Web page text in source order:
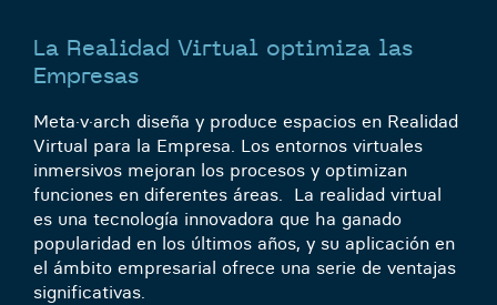
La Realidad Virtual optimiza las
Empresas
Meta·v·arch diseña y produce espacios en Realidad
Virtual para la Empresa. Los entornos virtuales
inmersivos mejoran los procesos y optimizan
funciones en diferentes áreas. La realidad virtual
es una tecnología innovadora que ha ganado
popularidad en los últimos años, y su aplicación en
el ámbito empresarial ofrece una serie de ventajas
significativas.